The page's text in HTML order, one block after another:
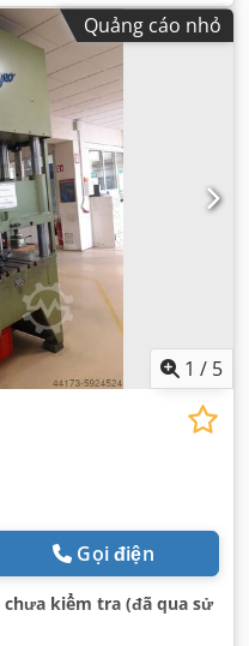
Quảng cáo nhỏ
1 / 5
Gọi điện
chưa kiểm tra (đã qua sử